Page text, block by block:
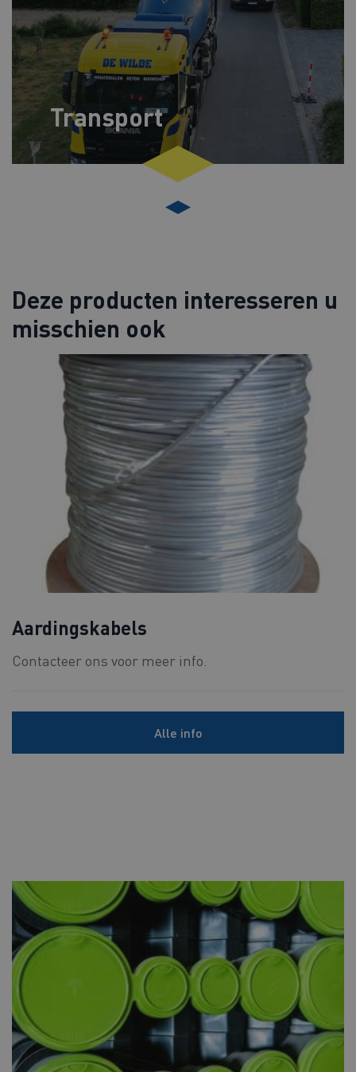
Transport
Deze producten interesseren u
misschien ook
Aardingskabels
Contacteer ons voor meer info.
Alle info